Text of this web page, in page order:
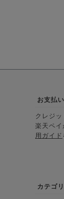
お支払い
クレジッ
楽天ペイ
用ガイド
カテゴ